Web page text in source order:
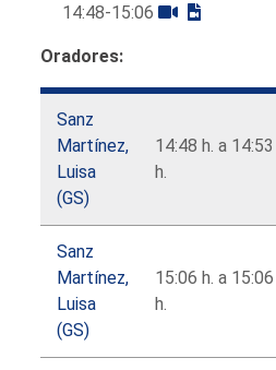
14:48-15:06
Oradores:
Sanz
Martínez,
Luisa
(GS)
14:48 h. a 14:53
h.
Sanz
Martínez,
Luisa
(GS)
15:06 h. a 15:06
h.